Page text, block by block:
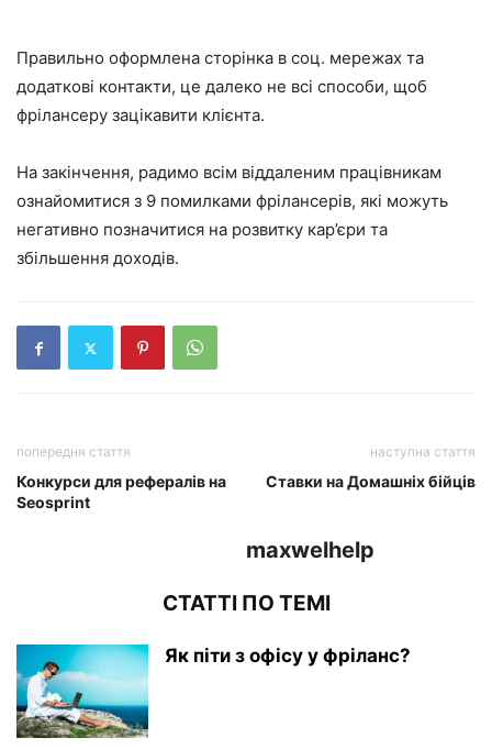
Правильно оформлена сторінка в соц. мережах та
додаткові контакти, це далеко не всі способи, щоб
фрілансеру зацікавити клієнта.
На закінчення, радимо всім віддаленим працівникам
ознайомитися з 9 помилками фрілансерів, які можуть
негативно позначитися на розвитку кар’єри та
збільшення доходів.
попередня стаття
Конкурси для рефералів на
Seosprint
наступна стаття
Ставки на Домашніх бійців
maxwelhelp
СТАТТІ ПО ТЕМІ
Як піти з офісу у фріланс?